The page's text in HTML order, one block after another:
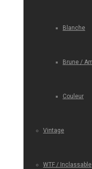
Blanche
Brune /
Couleur
Vintage
WTF / Inclassable